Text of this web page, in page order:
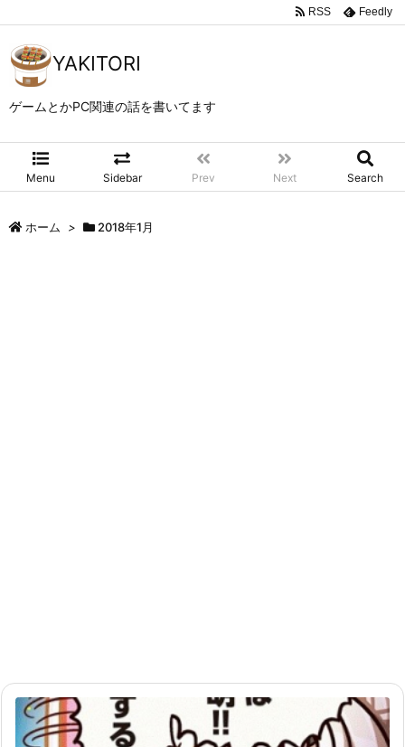
YAKITORI
ゲームとかPC関連の話を書いてます
Menu Sidebar Prev Next Search
RSS Feedly
ホーム > 2018年1月